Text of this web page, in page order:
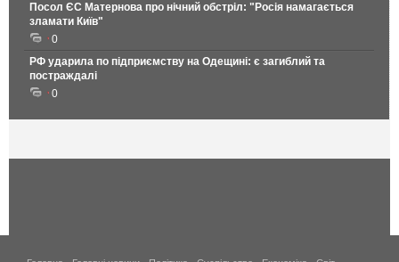
Посол ЄС Матернова про нічний обстріл: "Росія намагається
зламати Київ"
0
РФ ударила по підприємству на Одещині: є загиблий та
постраждалі
0